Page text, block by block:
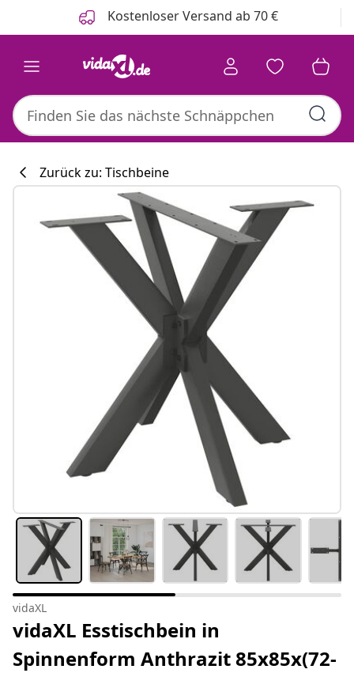
Kostenloser Versand ab 70 €
Zurück zu: Tischbeine
vidaXL
vidaXL Esstischbein in
Spinnenform Anthrazit 85x85x(72-